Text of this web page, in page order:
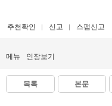
추천확인 신고 스팸신고
메뉴 인장보기
목록 본문